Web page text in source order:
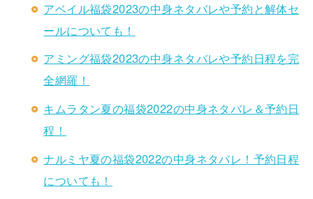
アベイル福袋2023の中身ネタバレや予約と解体セ
ールについても！
アミング福袋2023の中身ネタバレや予約日程を完
全網羅！
キムラタン夏の福袋2022の中身ネタバレ＆予約日
程！
ナルミヤ夏の福袋2022の中身ネタバレ！予約日程
についても！